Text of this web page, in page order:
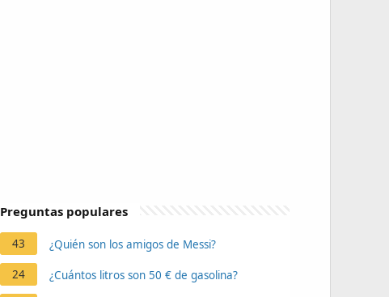
Preguntas populares
43 ¿Quién son los amigos de Messi?
24 ¿Cuántos litros son 50 € de gasolina?